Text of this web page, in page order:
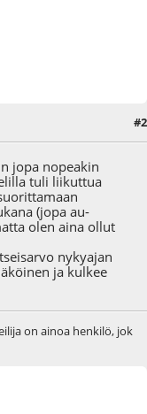
#2
jopa nopeakin
tuli liikuttua
(jopa au-
olen aina ollut
nykyajan
ja kulkee
on ainoa henkilö, jok